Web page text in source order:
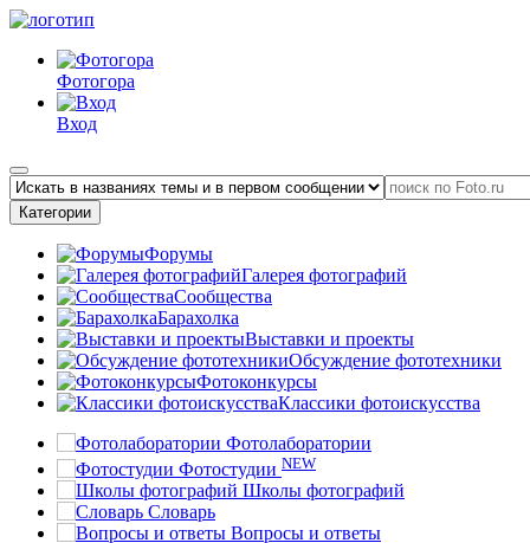
Фотогора
Вход
Категории
Форумы
Галерея фотографий
Сообщества
Барахолка
Выставки и проекты
Обсуждение фототехники
Фотоконкурсы
Классики фотоискусства
Фотолаборатории
Фотостудии NEW
Школы фотографий
Словарь
Вопросы и ответы